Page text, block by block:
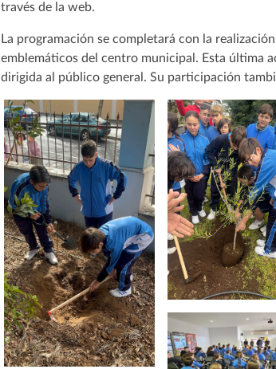
través de la web.
La programación se completará con la
emblemáticos del centro municipal. Esta última
dirigida al público general. Su participación